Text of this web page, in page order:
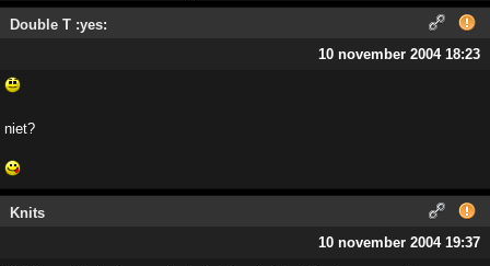
Double T :yes:
10 november 2004 18:23
niet?
Knits
10 november 2004 19:37